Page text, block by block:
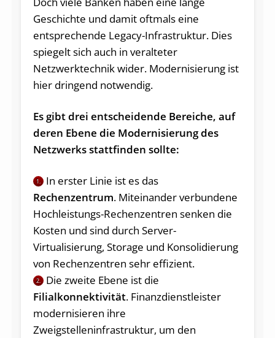
Geschichte und damit oftmals eine
entsprechende Legacy-Infrastruktur. Dies
spiegelt sich auch in veralteter
Netzwerktechnik wider. Modernisierung ist
hier dringend notwendig.
Es gibt drei entscheidende Bereiche, auf
deren Ebene die Modernisierung des
Netzwerks stattfinden sollte:
1.
In erster Linie ist es das
Rechenzentrum. Miteinander verbundene
Hochleistungs-Rechenzentren senken die
Kosten und sind durch Server-
Virtualisierung, Storage und Konsolidierung
von Rechenzentren sehr effizient.
2.
Die zweite Ebene ist die
Filialkonnektivität. Finanzdienstleister
modernisieren ihre
Zweigstelleninfrastruktur, um den